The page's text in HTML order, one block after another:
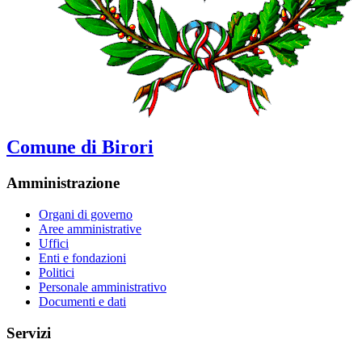
Comune di Birori
Amministrazione
Organi di governo
Aree amministrative
Uffici
Enti e fondazioni
Politici
Personale amministrativo
Documenti e dati
Servizi